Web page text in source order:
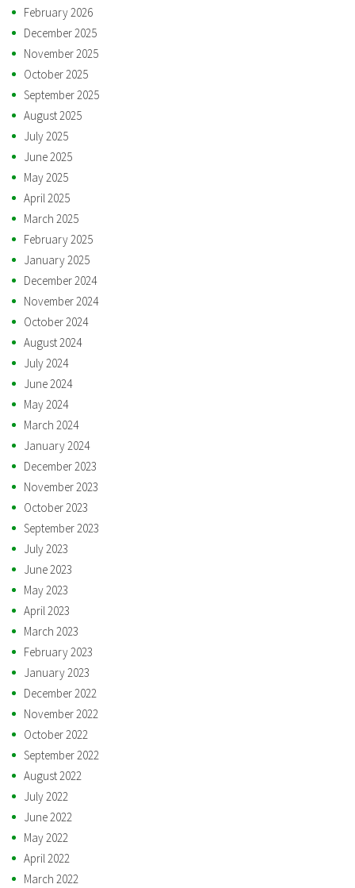
February 2026
December 2025
November 2025
October 2025
September 2025
August 2025
July 2025
June 2025
May 2025
April 2025
March 2025
February 2025
January 2025
December 2024
November 2024
October 2024
August 2024
July 2024
June 2024
May 2024
March 2024
January 2024
December 2023
November 2023
October 2023
September 2023
July 2023
June 2023
May 2023
April 2023
March 2023
February 2023
January 2023
December 2022
November 2022
October 2022
September 2022
August 2022
July 2022
June 2022
May 2022
April 2022
March 2022